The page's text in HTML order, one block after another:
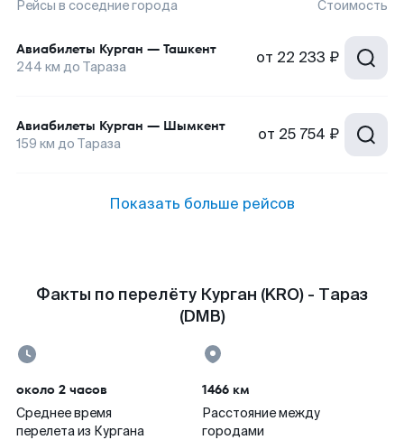
Рейсы в соседние города Стоимость
Авиабилеты Курган — Ташкент
244 км до Тараза от 22 233 ₽
Авиабилеты Курган — Шымкент
159 км до Тараза от 25 754 ₽
Показать больше рейсов
Факты по перелёту Курган (KRO) - Тараз
(DMB)
около 2 часов
Среднее время
перелета из Кургана
1466 км
Расстояние между
городами